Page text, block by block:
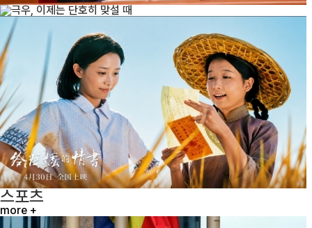
스포츠
more +